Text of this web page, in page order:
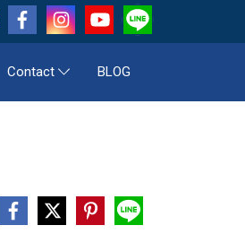
Contact BLOG